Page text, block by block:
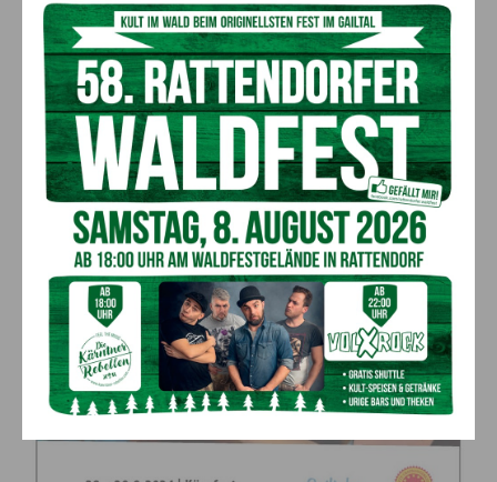
Die Almsennereien und Almbewirtschafter freuen sich auf
zahlreichen Besuch von Wanderern, Bergsportlern, Familien
und Genießern! Die köstlichen Almprodukte warten schon!